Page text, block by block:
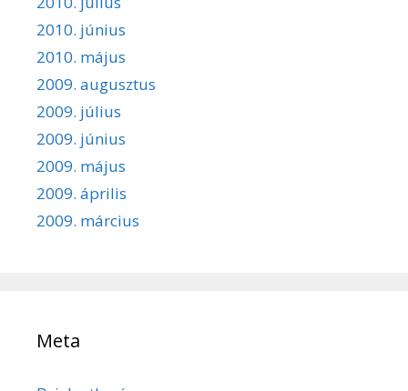
2010. június
2010. május
2009. augusztus
2009. július
2009. június
2009. május
2009. április
2009. március
Meta